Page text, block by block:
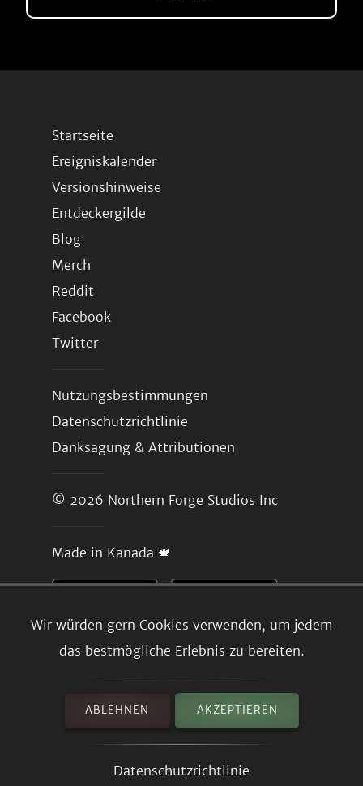
Wir würden gern Cookies verwenden, um jedem
das bestmögliche Erlebnis zu bereiten.
ABLEHNEN AKZEPTIEREN
Datenschutzrichtlinie
Startseite
Ereigniskalender
Versionshinweise
Entdeckergilde
Blog
Merch
Reddit
Facebook
Twitter
Nutzungsbestimmungen
Datenschutzrichtlinie
Danksagung & Attributionen
© 2026 Northern Forge Studios Inc
Made in Kanada 🍁